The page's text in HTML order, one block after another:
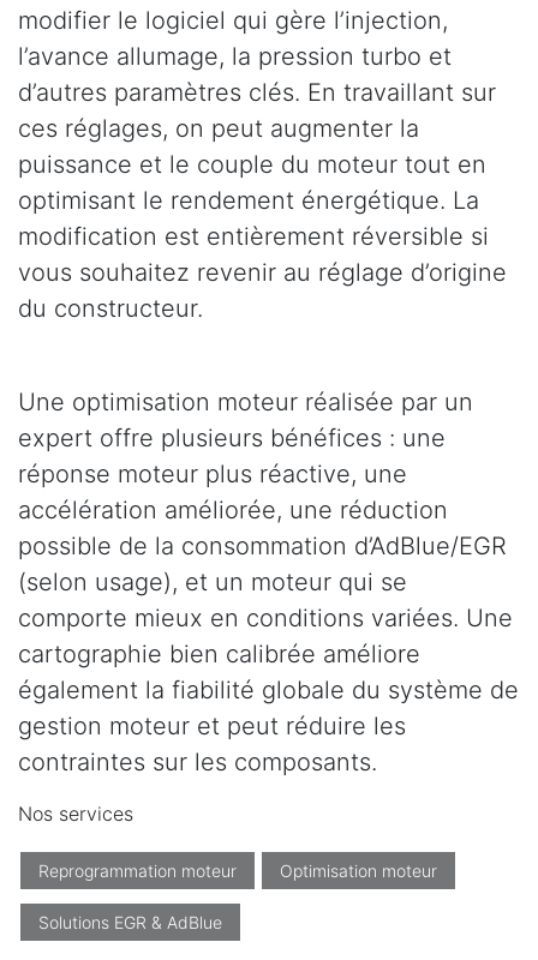
modifier le logiciel qui gère l’injection,
l’avance allumage, la pression turbo et
d’autres paramètres clés. En travaillant sur
ces réglages, on peut augmenter la
puissance et le couple du moteur tout en
optimisant le rendement énergétique. La
modification est entièrement réversible si
vous souhaitez revenir au réglage d’origine
du constructeur.
Une optimisation moteur réalisée par un
expert offre plusieurs bénéfices : une
réponse moteur plus réactive, une
accélération améliorée, une réduction
possible de la consommation d’AdBlue/EGR
(selon usage), et un moteur qui se
comporte mieux en conditions variées. Une
cartographie bien calibrée améliore
également la fiabilité globale du système de
gestion moteur et peut réduire les
contraintes sur les composants.
Nos services
Reprogrammation moteur Optimisation moteur
Solutions EGR & AdBlue